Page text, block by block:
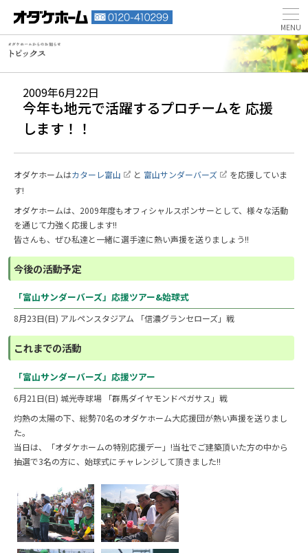
2009年6月22日
今年も地元で活躍するプロチームを 応援
します！！
オダケホームはカターレ富山 と 富山サンダーバーズ
を応援していま
す!
オダケホームは、2009年度もオフィシャルスポンサーとして、様々な活動
を通じて力強く応援します!!
皆さんも、ぜひ私達と一緒に選手達に熱い声援を送りましょう!!
今後の活動予定
「富山サンダーバーズ」応援ツアー&始球式
8月23日(日) アルペンスタジアム 「信濃グランセローズ」戦
これまでの活動
「富山サンダーバーズ」応援ツアー
6月21日(日) 城光寺球場 「群馬ダイヤモンドペガサス」戦
灼熱の太陽の下、総勢70名のオダケホーム大応援団が熱い声援を送りまし
た。
当日は、「オダケホームの特別応援デー」!当社でご建築頂いた方の中から
抽選で3名の方に、始球式にチャレンジして頂きました!!